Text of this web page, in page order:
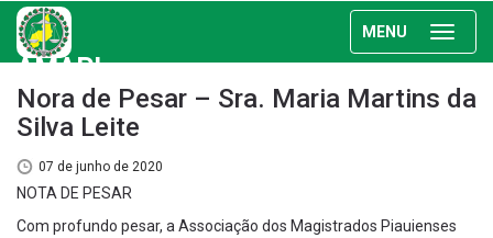
MENU
AMAPI
Nora de Pesar – Sra. Maria Martins da
Silva Leite
07 de junho de 2020
NOTA DE PESAR
Com profundo pesar, a Associação dos Magistrados Piauienses